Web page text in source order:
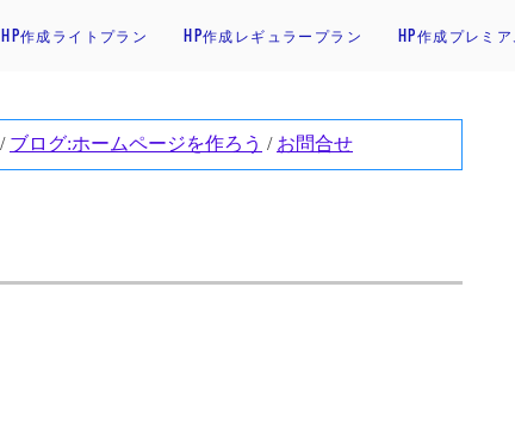
HP作成ライトプラン HP作成レギュラープラン HP作成プレミ